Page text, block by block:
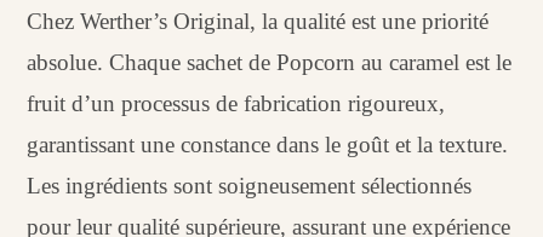
Chez Werther’s Original, la qualité est une priorité
absolue. Chaque sachet de Popcorn au caramel est le
fruit d’un processus de fabrication rigoureux,
garantissant une constance dans le goût et la texture.
Les ingrédients sont soigneusement sélectionnés
pour leur qualité supérieure, assurant une expérience